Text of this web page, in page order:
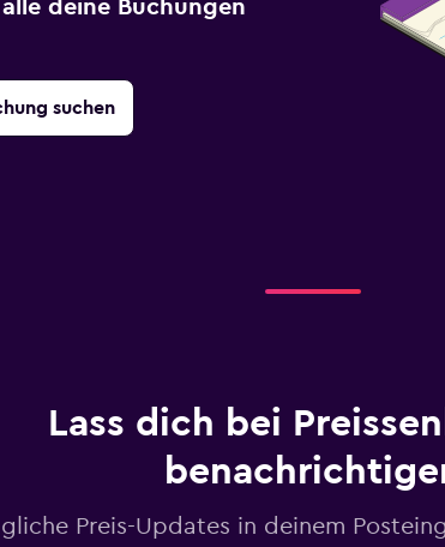
deine Buchungen
suchen
Lass dich bei
Preis-Updates in deinem